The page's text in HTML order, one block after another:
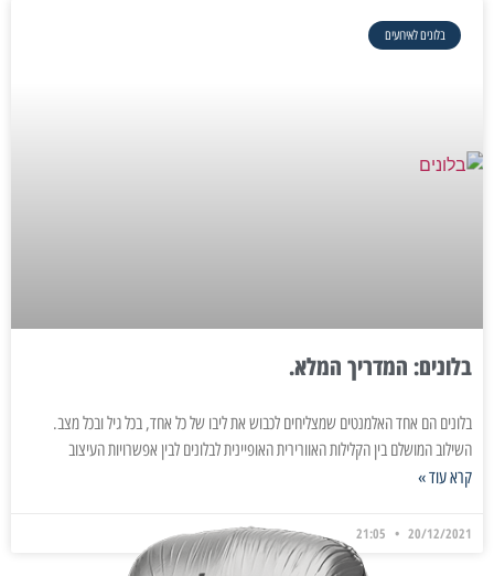
בלונים לאירועים
בלונים: המדריך המלא.
בלונים הם אחד האלמנטים שמצליחים לכבוש את ליבו של כל אחד, בכל גיל ובכל מצב.
השילוב המושלם בין הקלילות האוורירית האופיינית לבלונים לבין אפשרויות העיצוב
קרא עוד »
20/12/2021